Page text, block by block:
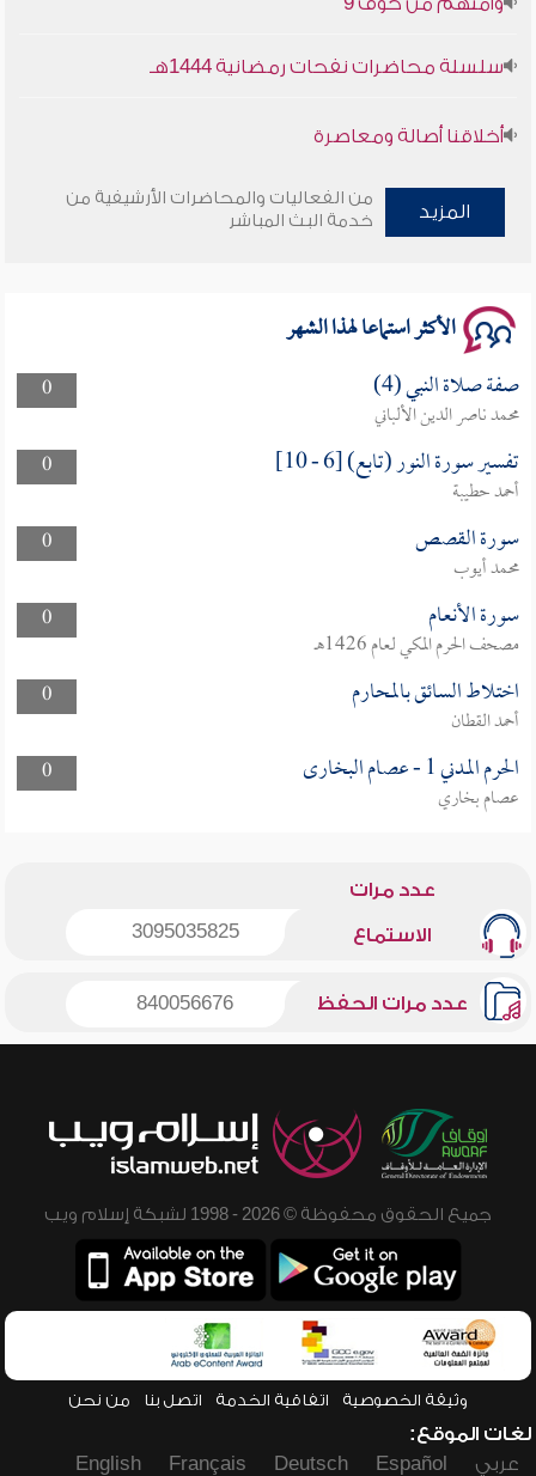
أخلاقنا أصالة ومعاصرة
وأمنهم من خوف 9
المزيد
من الفعاليات والمحاضرات الأرشيفية من
خدمة البث المباشر
الأكثر استماعا لهذا الشهر
0 صفة صلاة النبي (4)
محمد ناصر الدين الألباني
0
تفسير سورة النور (تابع) [6 - 10]
أحمد حطيبة
0
سورة القصص
محمد أيوب
0
سورة الأنعام
مصحف الحرم المكي لعام 1426هـ
0
اختلاط السائق بالمحارم
أحمد القطان
0
الحرم المدني 1 - عصام البخارى
عصام بخاري
عدد مرات
الاستماع 3095035825
عدد مرات الحفظ 840056676
جميع الحقوق محفوظة © 2026 - 1998 لشبكة إسلام ويب
وثيقة الخصوصية اتفاقية الخدمة اتصل بنا من نحن
لغات الموقع:
عربي
Español
Deutsch
Français
English